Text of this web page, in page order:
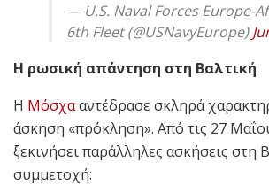
— U.S. Naval Forces Europe-
6th Fleet (@USNavyEurope)
Η ρωσική απάντηση στη Βαλτική
Η Μόσχααντέδρασε σκληρά
άσκηση «πρόκληση». Από τις 27
ξεκινήσει παράλληλες ασκήσεις στη
συμμετοχή: